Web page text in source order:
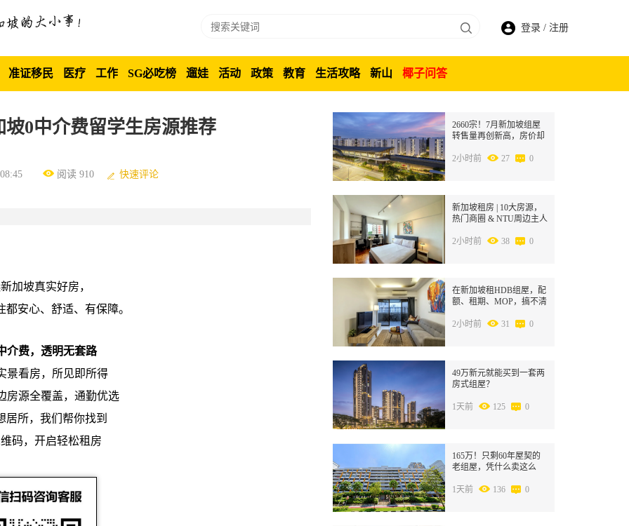
登录 / 注册
准证移民 医疗 工作 SG必吃榜 遛娃 活动 政策 教育 生活攻略 新山 椰子问答
0中介费留学生房源推荐
阅读 910 快速评论
加坡真实好房，
都安心、舒适、有保障。
介费，透明无套路
景看房，所见即所得
房源全覆盖，通勤优选
居所，我们帮你找到
码，开启轻松租房
1
2660宗！7月新加坡组屋
转售量再创新高，房价却
2小时前
27 0
2
新加坡租房 | 10大房源，
热门商圈 & NTU周边主人
2小时前
38 0
在新加坡租HDB组屋，配
额、租期、MOP，搞不清
2小时前
31 0
4
49万新元就能买到一套两
房式组屋？
1天前 125 0
165万！只剩60年屋契的
老组屋，凭什么卖这么
1天前
136 0